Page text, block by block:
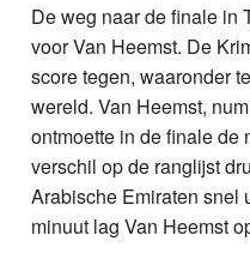
De weg naar de finale in
voor Van Heemst. De
score tegen, waaronder
wereld. Van Heemst,
ontmoette in de finale de
verschil op de ranglijst
Arabische Emiraten snel
minuut lag Van Heemst